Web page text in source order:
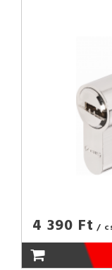
4 390 Ft /